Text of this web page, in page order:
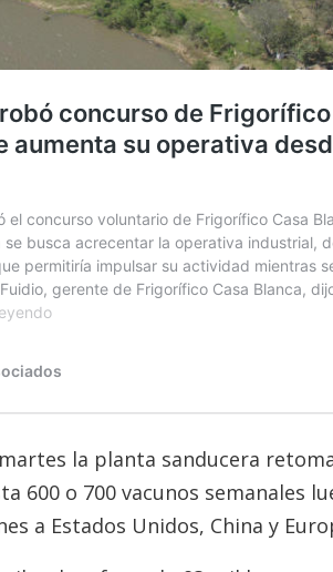
la planta sanducera
600 o 700 vacunos semanales
a Estados Unidos, China y